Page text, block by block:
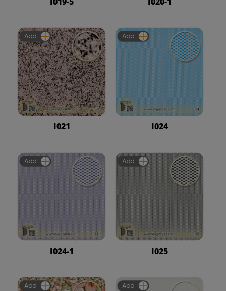
I021
Add
I024
Add
I024-1
Add
I025
Add
Add Add